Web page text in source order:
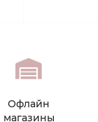
Офлайн
магазины